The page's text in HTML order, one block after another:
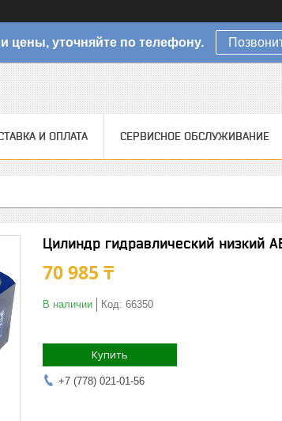
цены, уточняйте по телефону.
И ОПЛАТА СЕРВИСНОЕ ОБСЛУЖИВАНИЕ
Цилиндр гидравлический низкий
70 985 ₸
В наличии Код: 66350
Купить
+7 (778) 021-01-56